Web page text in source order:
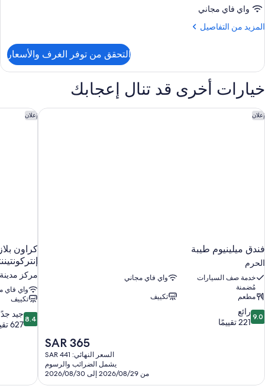
واي فاي مجاني
المزيد من التفاصيل
المزيد
غرفة
رباعية
التحقق من توفر الغرف والأسعار
خيارات أخرى قد تنال إعجابك
إعلان
فندق ميلينيوم طيبة
الحرم
خدمة صف السيارات
مُضمنة
واي فاي مجاني
مطعم
تكييف
9.0
من
9.0 رائع
221 تقييمًا
السعر
الحالي
هو
SAR
365
SAR 365
السعر النهائي: SAR 441
يشمل الضرائب والرسوم
من 2026/08/29 إلى 2026/08/30
فندق ميلينيوم طيبة إعلان
كراون
مركز مدينة
واي فاي
تكييف
8.4
من
تقييمًا
8.4 جيد
627 تقييمًا
كراون